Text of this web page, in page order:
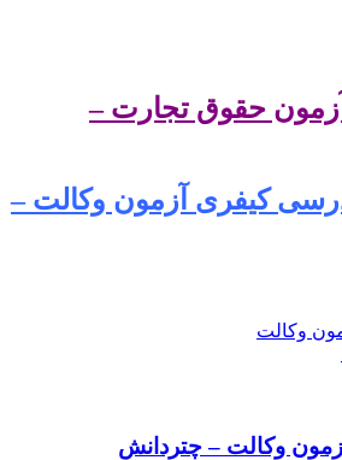
آزمون حقوق تجارت –
کیفری آزمون وکالت –